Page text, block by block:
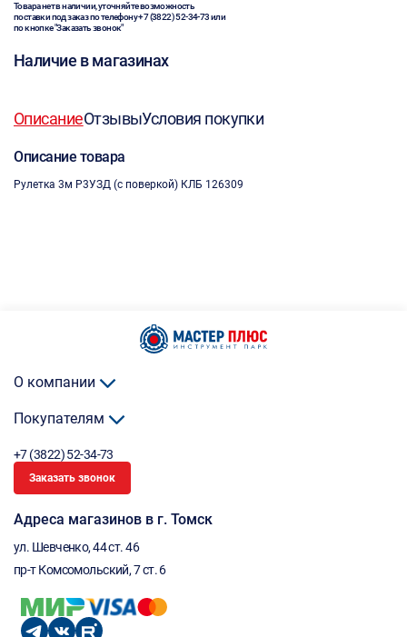
Товара нет в наличии, уточняйте возможность
поставки под заказ по телефону+7 (3822) 52-34-73или
по кнопке "Заказать звонок"
Наличие в магазинах
ОписаниеОтзывыУсловия покупки
Описание товара
Рулетка 3м Р3УЗД (с поверкой) КЛБ 126309
О компании
Покупателям
+7 (3822) 52-34-73
Заказать звонок
Адреса магазинов в г. Томск
ул. Шевченко, 44 ст. 46
пр-т Комсомольский, 7 ст. 6